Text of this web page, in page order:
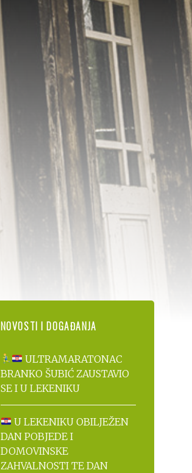
NOVOSTI I DOGAĐANJA
ULTRAMARATONAC
BRANKO ŠUBIĆ ZAUSTAVIO
SE I U LEKENIKU
U LEKENIKU OBILJEŽEN
DAN POBJEDE I
DOMOVINSKE
ZAHVALNOSTI TE DAN